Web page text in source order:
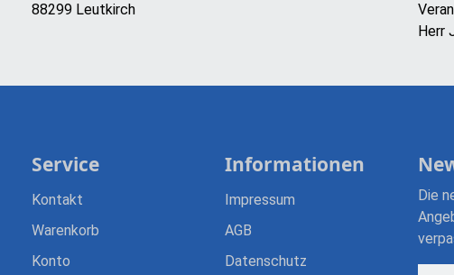
88299 Leutkirch
Herr
Service
Kontakt
Warenkorb
Konto
Informationen
Impressum
AGB
Datenschutz
Die